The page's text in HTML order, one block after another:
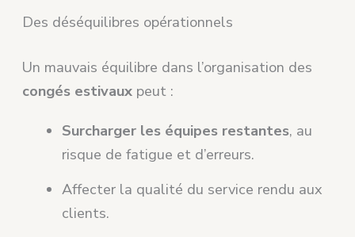
Des déséquilibres opérationnels
Un mauvais équilibre dans l’organisation des
congés estivaux peut :
Surcharger les équipes restantes, au
risque de fatigue et d’erreurs.
Affecter la qualité du service rendu aux
clients.